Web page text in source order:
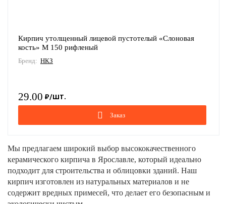
Кирпич утолщенный лицевой пустотелый «Слоновая
кость» М 150 рифленый
Бренд: НКЗ
29.00
Заказ
Мы предлагаем широкий выбор высококачественного
керамического кирпича в Ярославле, который идеально
подходит для строительства и облицовки зданий. Наш
кирпич изготовлен из натуральных материалов и не
содержит вредных примесей, что делает его безопасным и